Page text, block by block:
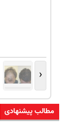
‹
مطالب پیشنهادی